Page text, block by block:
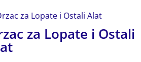
za Lopate i Ostali